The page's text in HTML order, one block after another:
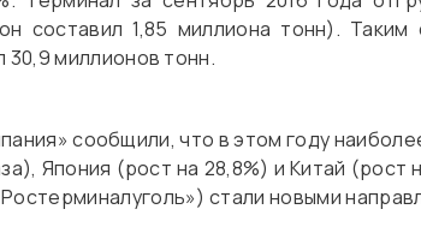
составил 1,85 миллиона тонн). Таким
30,9 миллионов тонн.
сообщили, что в этом году
Япония (рост на 28,8%) и Китай
стали новыми